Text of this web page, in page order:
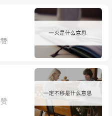
将 兄弟，曰：‘ 平舆 之
《唐恒州刺史建昌公王
蕚生光，何止 平舆 之
”(2)指 三国 吴 刘岱 、
·刘繇传》：“若明使君
礼 ( 刘繇 )於后，所谓
里，不亦可乎？”(3)指